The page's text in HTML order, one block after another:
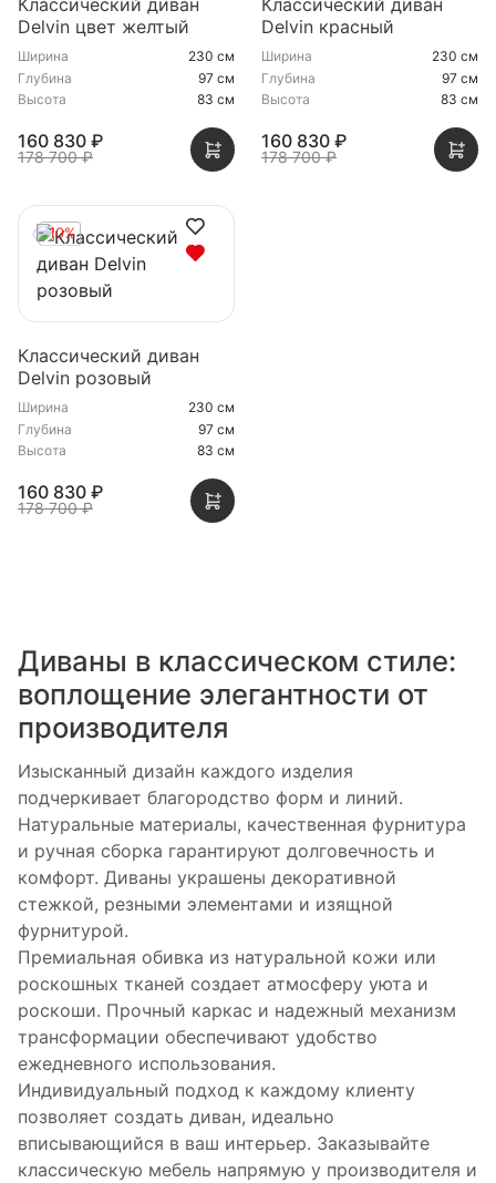
Delvin цвет желтый
Ширина
230 см
Глубина
97 см
Высота
83 см
160 830 ₽
178 700 ₽
Delvin красный
Ширина
230 см
Глубина
97 см
Высота
83 см
160 830 ₽
178 700 ₽
- 10%
Классический диван
Delvin розовый
Ширина
230 см
Глубина
97 см
Высота
83 см
160 830 ₽
178 700 ₽
Диваны в классическом стиле:
воплощение элегантности от
производителя
Изысканный дизайн каждого изделия
подчеркивает благородство форм и линий.
Натуральные материалы, качественная фурнитура
и ручная сборка гарантируют долговечность и
комфорт. Диваны украшены декоративной
стежкой, резными элементами и изящной
фурнитурой.
Премиальная обивка из натуральной кожи или
роскошных тканей создает атмосферу уюта и
роскоши. Прочный каркас и надежный механизм
трансформации обеспечивают удобство
ежедневного использования.
Индивидуальный подход к каждому клиенту
позволяет создать диван, идеально
вписывающийся в ваш интерьер. Заказывайте
классическую мебель напрямую у производителя и